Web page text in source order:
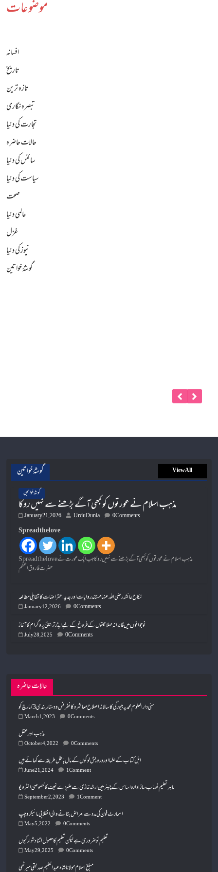
موضوعات
افسانہ
تاریخ
تازہ ترین
تبصرہ نگاری
تجارت کی دنیا
حالات حاضرہ
سائنس کی دنیا
سیاست کی دنیا
صحت
عالمی دنیا
غزل
نیوز کی دنیا
گوشۂ خواتین
گوشۂ خواتین View All
گوشۂ خواتین
مذہب اسلام نے عورتوں کو کبھی آگے بڑھنے سے نہیں روکا
January 21, 2026 UrduDunia 0 Comments
Spread the love
Spread the loveمذہب اسلام نے عورتوں کو کبھی آگے بڑھنے سے نہیں روکا جب ایک عورت نے
حضرت فاروق اعظم
نکاح عائشہ رضی اللہ عنہا مستند روایات اور جدید اعتراضات کا تقابلی مطالعہ
January 12, 2026 0 Comments
نوجوانوں میں قائدانہ صلاحیتوں کے فروغ کے لیے لیڈر تربیتی پروگرام کا آغاز
July 28, 2025 0 Comments
حالات حاضرہ
سنی دارالعلوم محمدیہ جیورگی کا سالانہ اصلاح معاشرہ کانفرنس و دستار بندی 3/ مارچ کو
March 1, 2023 0 Comments
مذہب اور عقل
October 4, 2022 0 Comments
اہل کتاب کے علما اور درویش لوگوں کے مال باطل طریقہ سے کھاتے ہیں
June 21, 2024 1 Comment
ماہر تعلیم نصاب ساز ادارہ اساس کے چیئرمین ارشد غازی سے علیزے نجف کا خصوصی انٹرویو
September 2, 2023 1 Comment
اسمارٹ فون کی مدد سے امراض بتانے والی انقلابی مائیکرو چپ
May 5, 2022 0 Comments
تعلیم تو ضروری ہے لیکن تعلیم کا حصول اتنا دشوار کیوں
May 29, 2025 0 Comments
مبلغ اسلام مولانا شاہ عبدالعلیم صدیقی میرٹھی